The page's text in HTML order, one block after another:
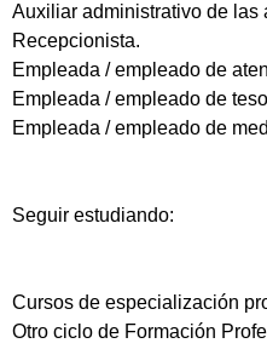
Auxiliar administrativo de las
Recepcionista.
Empleada / empleado de
Empleada / empleado de
Empleada / empleado de
Seguir estudiando:
Cursos de especialización
Otro ciclo de Formación